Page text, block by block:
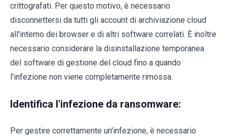
crittografati. Per questo motivo, è necessario
disconnettersi da tutti gli account di archiviazione cloud
all'interno dei browser e di altri software correlati. È inoltre
necessario considerare la disinstallazione temporanea
del software di gestione del cloud fino a quando
l'infezione non viene completamente rimossa.
Identifica l'infezione da ransomware:
Per gestire correttamente un'infezione, è necessario